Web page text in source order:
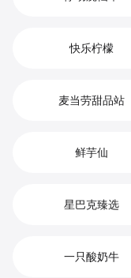
快乐柠檬
麦当劳甜品站
鲜芋仙
星巴克臻选
一只酸奶牛